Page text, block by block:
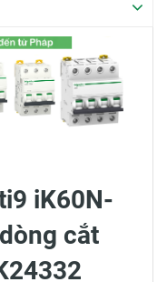
iK60N-
cắt